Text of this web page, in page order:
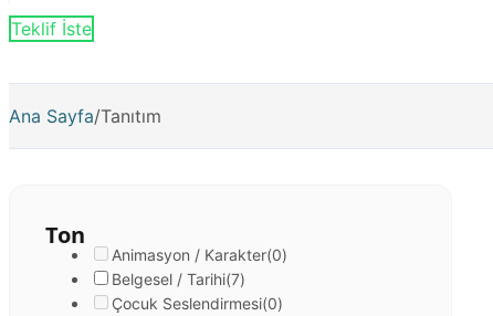
Teklif İste
Ana Sayfa/Tanıtım
Ton
Animasyon / Karakter(0)
Belgesel / Tarihi(7)
Çocuk Seslendirmesi(0)